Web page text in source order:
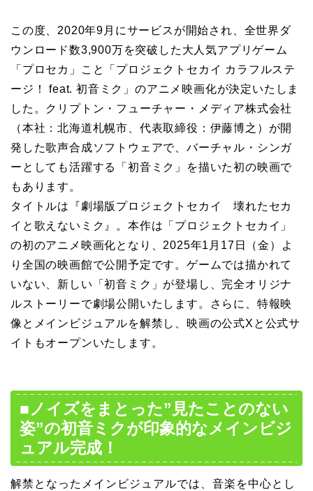
この度、2020年9月にサービスが開始され、全世界ダ
ウンロード数3,900万を突破した大人気アプリゲーム
「プロセカ」こと「プロジェクトセカイ カラフルステ
ージ！ feat. 初音ミク」のアニメ映画化が決定いたしま
した。クリプトン・フューチャー・メディア株式会社
（本社：北海道札幌市、代表取締役：伊藤博之）が開
発した歌声合成ソフトウェアで、バーチャル・シンガ
ーとしても活躍する「初音ミク」を描いた初の映画で
もあります。
タイトルは『劇場版プロジェクトセカイ 壊れたセカ
イと歌えないミク』。本作は「プロジェクトセカイ」
の初のアニメ映画化となり、2025年1月17日（金）よ
り全国の映画館で公開予定です。ゲームでは描かれて
いない、新しい「初音ミク」が登場し、完全オリジナ
ルストーリーで劇場公開いたします。さらに、特報映
像とメインビジュアルを解禁し、映画の公式Xと公式サ
イトもオープンいたします。
■ノイズをまとった”見たことのない
姿”の初音ミクが印象的なメインビジ
ュアル完成！
解禁となったメインビジュアルでは、音楽を中心とし